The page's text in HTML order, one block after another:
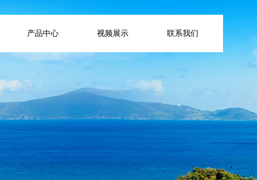
产品中心 视频展示 联系我们